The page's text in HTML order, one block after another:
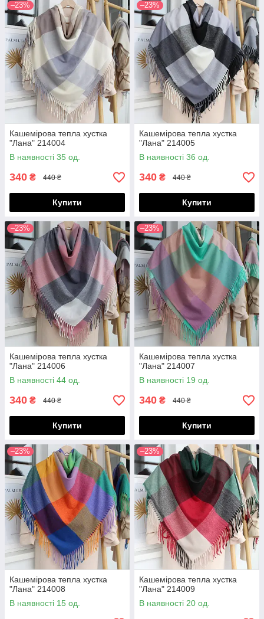
–23%
Кашемірова тепла хустка
"Лана" 214004
В наявності 35 од.
340 ₴ 440 ₴
Купити
–23%
Кашемірова тепла хустка
"Лана" 214005
В наявності 36 од.
340 ₴ 440 ₴
Купити
–23%
Кашемірова тепла хустка
"Лана" 214006
В наявності 44 од.
340 ₴ 440 ₴
Купити
–23%
Кашемірова тепла хустка
"Лана" 214007
В наявності 19 од.
340 ₴ 440 ₴
Купити
–23%
Кашемірова тепла хустка
"Лана" 214008
В наявності 15 од.
–23%
Кашемірова тепла хустка
"Лана" 214009
В наявності 20 од.